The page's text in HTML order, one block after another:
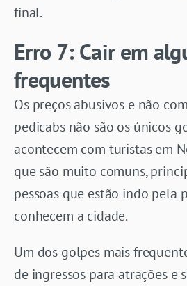
final.
Erro 7: Cair em
frequentes
Os preços abusivos e não
pedicabs não são os únicos
acontecem com turistas em
que são muito comuns,
pessoas que estão indo pela
conhecem a cidade.
Um dos golpes mais
de ingressos para atrações e